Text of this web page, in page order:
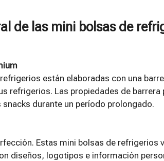
de las mini bolsas de
están elaboradas con una
refrigerios. Las propiedades de
durante un período prolongado.
Estas mini bolsas de refrigerios
diseños, logotipos e información